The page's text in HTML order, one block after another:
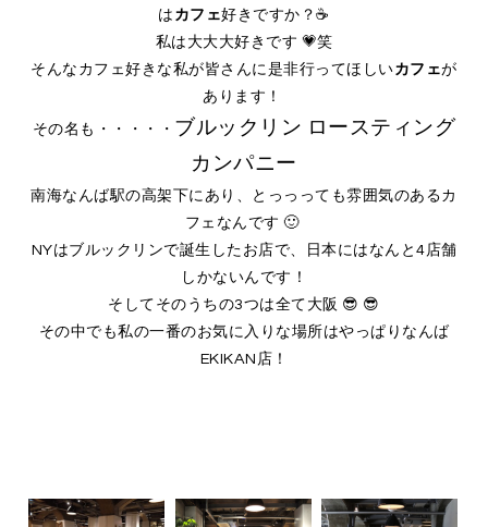
は カフェ好きですか？☕️
私は大大大好きです 💗笑
そんなカフェ好きな私が皆さんに是非行ってほしいカフェが
あります！
その名も・・・・・ ブルックリン ロースティング
カンパニー
南海なんば駅の高架下にあり、とっっっても雰囲気のあるカ
フェなんです 🙂
NYはブルックリンで誕生したお店で、日本にはなんと4店舗
しかないんです！
そしてそのうちの3つは全て大阪 😎 😎
その中でも私の一番のお気に入りな場所はやっぱりなんば
EKIKAN店！